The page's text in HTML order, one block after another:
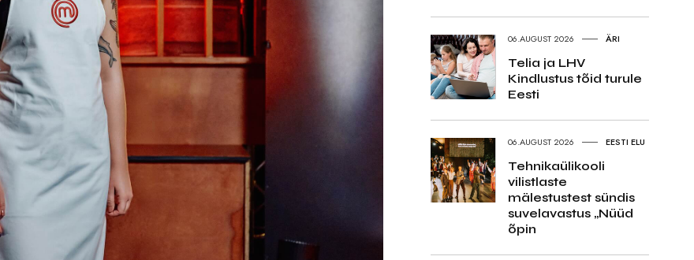
06.AUGUST 2026 ÄRI
Telia ja LHV
Kindlustus tõid turule
Eesti
06.AUGUST 2026 EESTI ELU
Tehnikaülikooli
vilistlaste
mälestustest sündis
suvelavastus „Nüüd
õpin